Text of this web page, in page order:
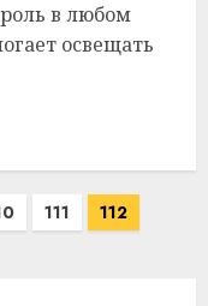
в любом
освещать
111 112